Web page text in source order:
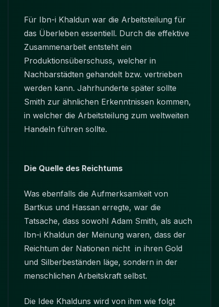
Für Ibn-i Khaldun war die Arbeitsteilung für
das Überleben essentiell. Durch die effektive
Zusammenarbeit entsteht ein
Produktionsüberschuss, welcher in
Nachbarstädten gehandelt bzw. vertrieben
werden kann. Jahrhunderte später sollte
Smith zur ähnlichen Erkenntnissen kommen,
in welcher die Arbeitsteilung zum weltweiten
Handeln führen sollte.
Die Quelle des Reichtums
Was ebenfalls die Aufmerksamkeit von
Bartkus und Hassan erregte, war die
Tatsache, dass sowohl Adam Smith, als auch
Ibn-i Khaldun der Meinung waren, dass der
Reichtum der Nationen nicht in ihren Gold
und Silberbeständen läge, sondern in der
menschlichen Arbeitskraft selbst.
Die Idee Khalduns wird von ihm wie folgt